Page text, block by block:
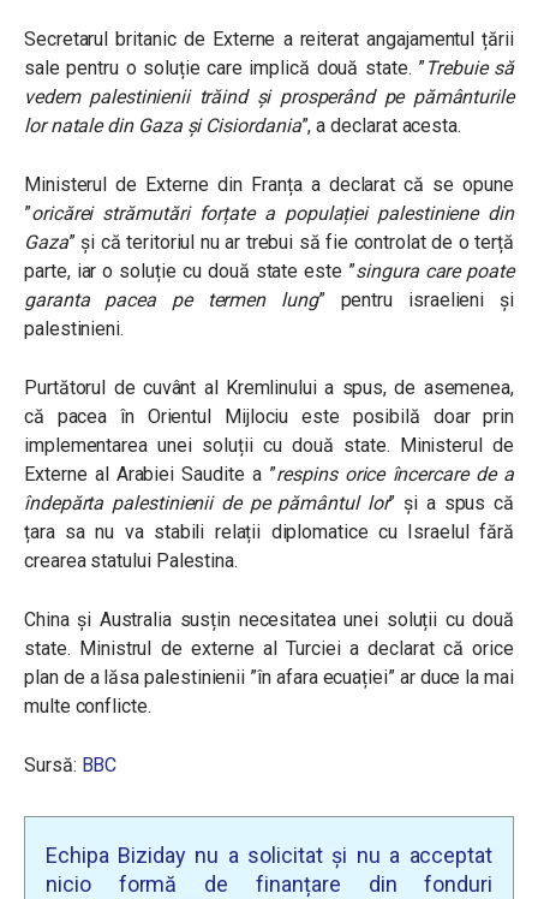
Secretarul britanic de Externe a reiterat angajamentul țării
sale pentru o soluție care implică două state. ”Trebuie să
vedem palestinienii trăind și prosperând pe pământurile
lor natale din Gaza și Cisiordania”, a declarat acesta.
Ministerul de Externe din Franța a declarat că se opune
”oricărei strămutări forțate a populației palestiniene din
Gaza” și că teritoriul nu ar trebui să fie controlat de o terță
parte, iar o soluție cu două state este ”singura care poate
garanta pacea pe termen lung” pentru israelieni și
palestinieni.
Purtătorul de cuvânt al Kremlinului a spus, de asemenea,
că pacea în Orientul Mijlociu este posibilă doar prin
implementarea unei soluții cu două state. Ministerul de
Externe al Arabiei Saudite a ”respins orice încercare de a
îndepărta palestinienii de pe pământul lor” și a spus că
țara sa nu va stabili relații diplomatice cu Israelul fără
crearea statului Palestina.
China și Australia susțin necesitatea unei soluții cu două
state. Ministrul de externe al Turciei a declarat că orice
plan de a lăsa palestinienii ”în afara ecuației” ar duce la mai
multe conflicte.
Sursă: BBC
Echipa Biziday nu a solicitat și nu a acceptat
nicio formă de finanțare din fonduri